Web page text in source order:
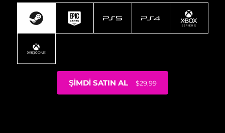
ŞIMDI SATIN AL $29,99